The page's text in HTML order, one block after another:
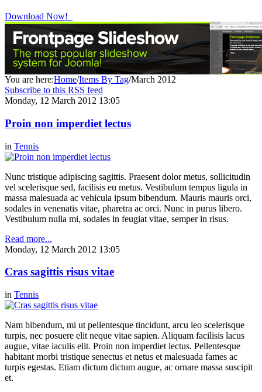
Download Now!
You are here:Home/Items By Tag/March 2012
Subscribe to this RSS feed
Monday, 12 March 2012 13:05
Proin non imperdiet lectus
in Tennis
Nunc tristique adipiscing sagittis. Praesent dolor metus, sollicitudin
vel scelerisque sed, facilisis eu metus. Vestibulum tempus ligula in
massa malesuada ac vehicula ipsum bibendum. Mauris mauris orci,
sodales in venenatis vitae, pharetra ac orci. Nunc in purus libero.
Vestibulum nulla mi, sodales in feugiat vitae, semper in risus.
Read more...
Monday, 12 March 2012 13:05
Cras sagittis risus vitae
in Tennis
Nam bibendum, mi ut pellentesque tincidunt, arcu leo scelerisque
turpis, nec posuere elit neque vitae sapien. Aliquam facilisis lacus
augue, vitae iaculis elit. Proin non imperdiet lectus. Pellentesque
habitant morbi tristique senectus et netus et malesuada fames ac
turpis egestas. Etiam dictum dictum augue, ac ornare massa suscipit
et.